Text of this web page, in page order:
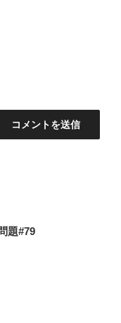
題#79